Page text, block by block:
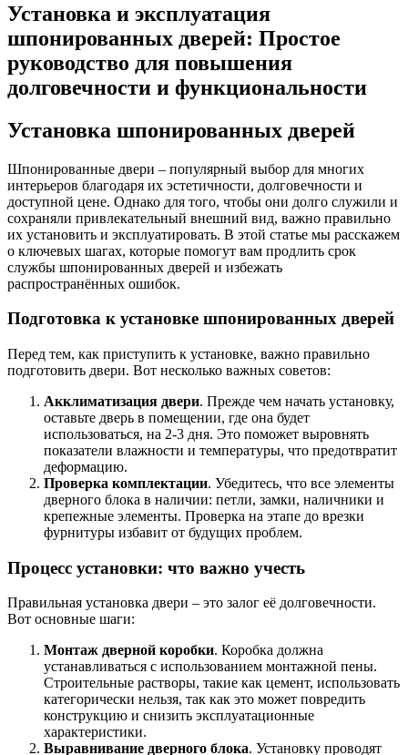
Установка и эксплуатация
шпонированных дверей: Простое
руководство для повышения
долговечности и функциональности
Установка шпонированных дверей
Шпонированные двери – популярный выбор для многих
интерьеров благодаря их эстетичности, долговечности и
доступной цене. Однако для того, чтобы они долго служили и
сохраняли привлекательный внешний вид, важно правильно
их установить и эксплуатировать. В этой статье мы расскажем
о ключевых шагах, которые помогут вам продлить срок
службы шпонированных дверей и избежать
распространённых ошибок.
Подготовка к установке шпонированных дверей
Перед тем, как приступить к установке, важно правильно
подготовить двери. Вот несколько важных советов:
Акклиматизация двери. Прежде чем начать установку,
оставьте дверь в помещении, где она будет
использоваться, на 2-3 дня. Это поможет выровнять
показатели влажности и температуры, что предотвратит
деформацию.
Проверка комплектации. Убедитесь, что все элементы
дверного блока в наличии: петли, замки, наличники и
крепежные элементы. Проверка на этапе до врезки
фурнитуры избавит от будущих проблем.
Процесс установки: что важно учесть
Правильная установка двери – это залог её долговечности.
Вот основные шаги:
Монтаж дверной коробки. Коробка должна
устанавливаться с использованием монтажной пены.
Строительные растворы, такие как цемент, использовать
категорически нельзя, так как это может повредить
конструкцию и снизить эксплуатационные
характеристики.
Выравнивание дверного блока. Установку проводят